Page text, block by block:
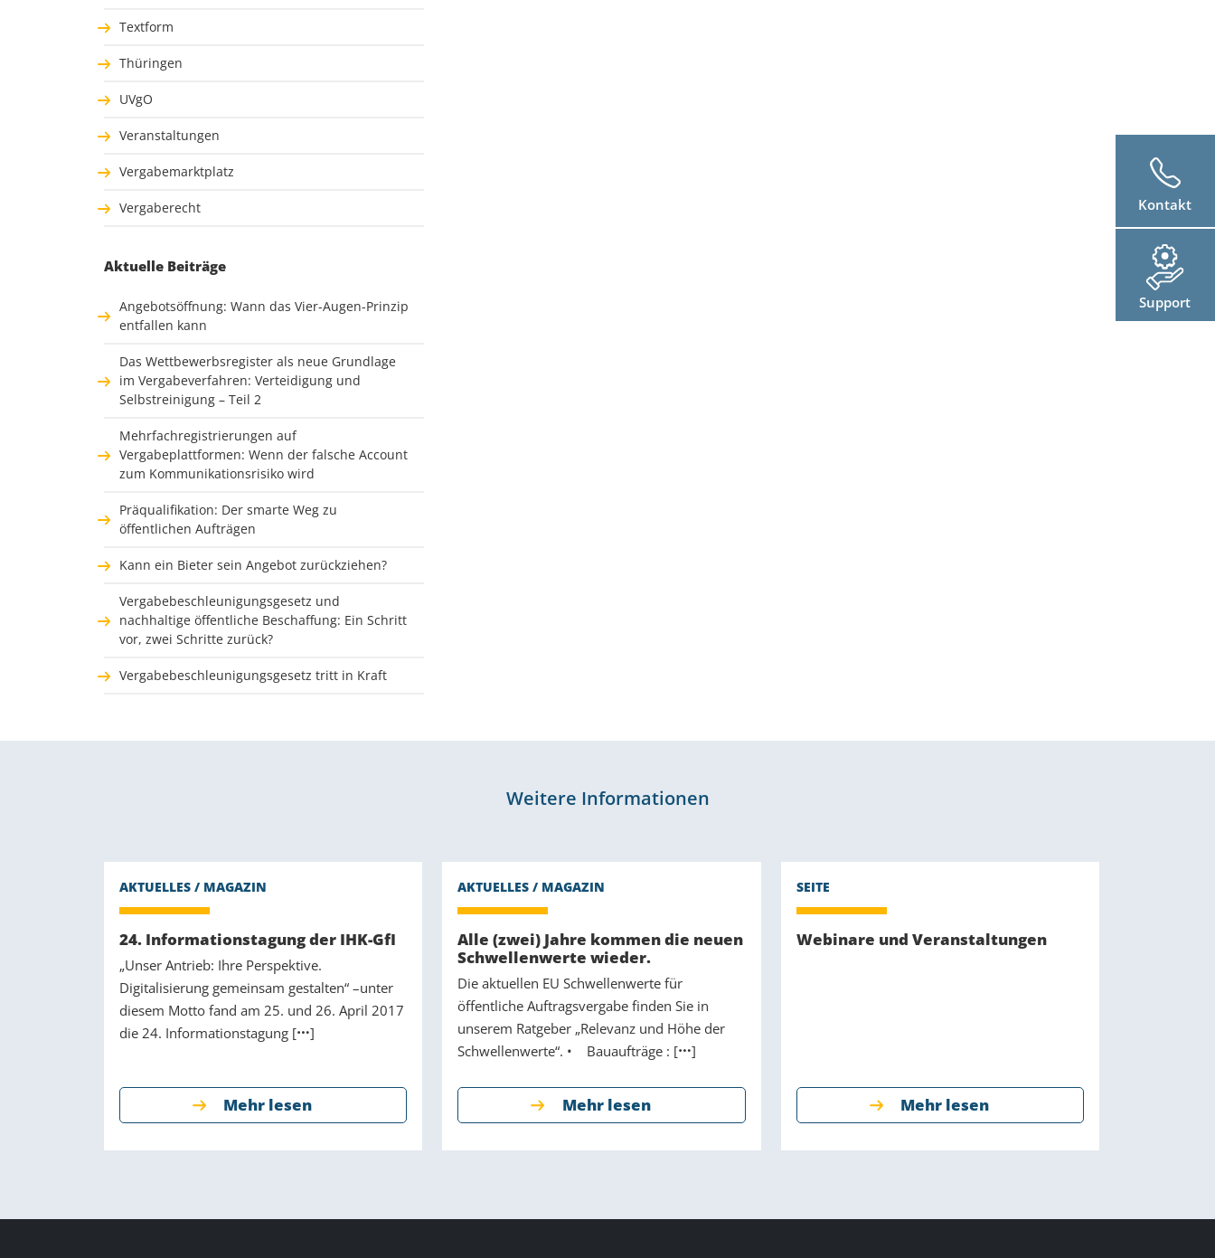
Textform
Thüringen
UVgO
Veranstaltungen
Vergabemarktplatz
Vergaberecht
Aktuelle Beiträge
Angebotsöffnung: Wann das Vier-Augen-Prinzip
entfallen kann
Das Wettbewerbsregister als neue Grundlage
im Vergabeverfahren: Verteidigung und
Selbstreinigung – Teil 2
Mehrfachregistrierungen auf
Vergabeplattformen: Wenn der falsche Account
zum Kommunikationsrisiko wird
Präqualifikation: Der smarte Weg zu
öffentlichen Aufträgen
Kann ein Bieter sein Angebot zurückziehen?
Vergabebeschleunigungsgesetz und
nachhaltige öffentliche Beschaffung: Ein Schritt
vor, zwei Schritte zurück?
Vergabebeschleunigungsgesetz tritt in Kraft
Weitere Informationen
24. Informationstagung der IHK-GfI
„Unser Antrieb: Ihre Perspektive.
Digitalisierung gemeinsam gestalten“ –unter
diesem Motto fand am 25. und 26. April 2017
die 24. Informationstagung [
]
Mehr lesen
Alle (zwei) Jahre kommen die neuen
Schwellenwerte wieder.
Die aktuellen EU Schwellenwerte für
öffentliche Auftragsvergabe finden Sie in
unserem Ratgeber „Relevanz und Höhe der
Schwellenwerte“. • Bauaufträge : [
]
Mehr lesen
Webinare und Veranstaltungen
Mehr lesen
Kontakt
Support